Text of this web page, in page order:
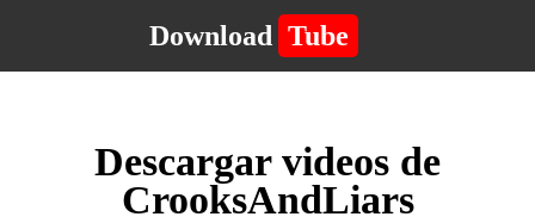
Download Tube
Descargar videos de
CrooksAndLiars